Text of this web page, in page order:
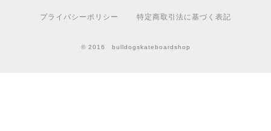
プライバシーポリシー 特定商取引法に基づく表記
© 2016 bulldogskateboardshop